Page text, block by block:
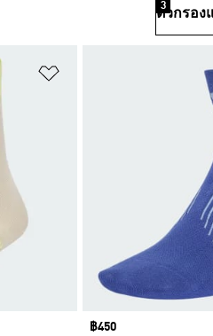
ตัวกรอง
3
เพิ่มไปยังรายการสินค้า
Price
฿450